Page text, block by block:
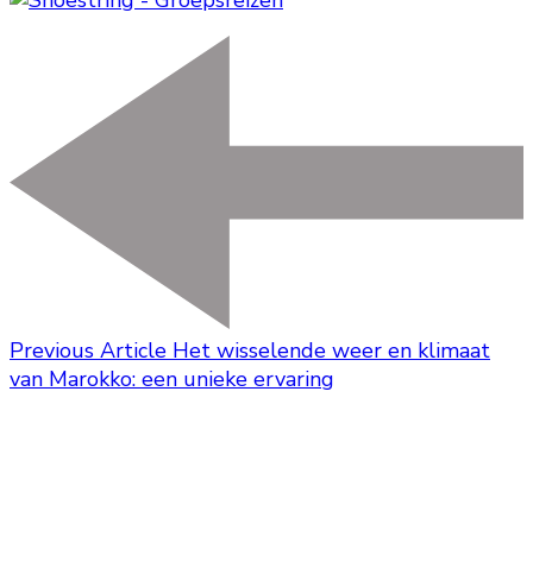
Previous Article Het wisselende weer en klimaat
van Marokko: een unieke ervaring